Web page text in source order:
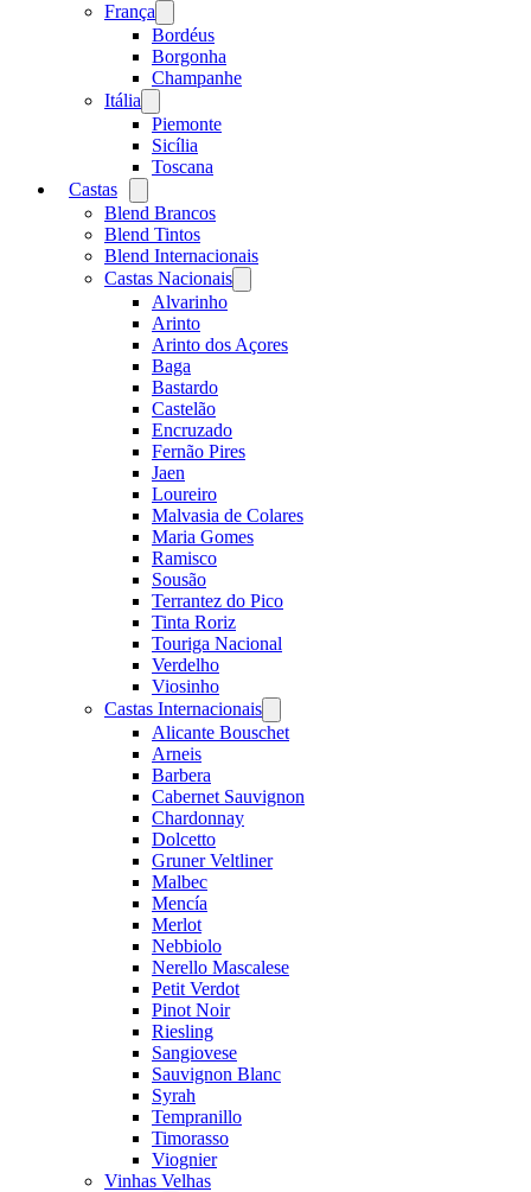
França
menu
Bordéus
Borgonha
Champanhe
Itália
menu
Piemonte
Sicília
Toscana
Castas
menu
Blend Brancos
Blend Tintos
Blend Internacionais
Castas Nacionais
menu
Alvarinho
Arinto
Arinto dos Açores
Baga
Bastardo
Castelão
Encruzado
Fernão Pires
Jaen
Loureiro
Malvasia de Colares
Maria Gomes
Ramisco
Sousão
Terrantez do Pico
Tinta Roriz
Touriga Nacional
Verdelho
Viosinho
Castas Internacionais
menu
Alicante Bouschet
Arneis
Barbera
Cabernet Sauvignon
Chardonnay
Dolcetto
Gruner Veltliner
Malbec
Mencía
Merlot
Nebbiolo
Nerello Mascalese
Petit Verdot
Pinot Noir
Riesling
Sangiovese
Sauvignon Blanc
Syrah
Tempranillo
Timorasso
Viognier
Vinhas Velhas